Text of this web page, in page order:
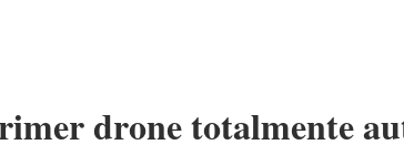
drone totalmente